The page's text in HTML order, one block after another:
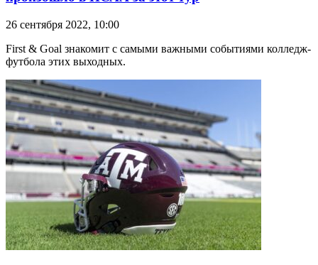
26 сентября 2022, 10:00
First & Goal знакомит с самыми важными событиями колледж-
футбола этих выходных.